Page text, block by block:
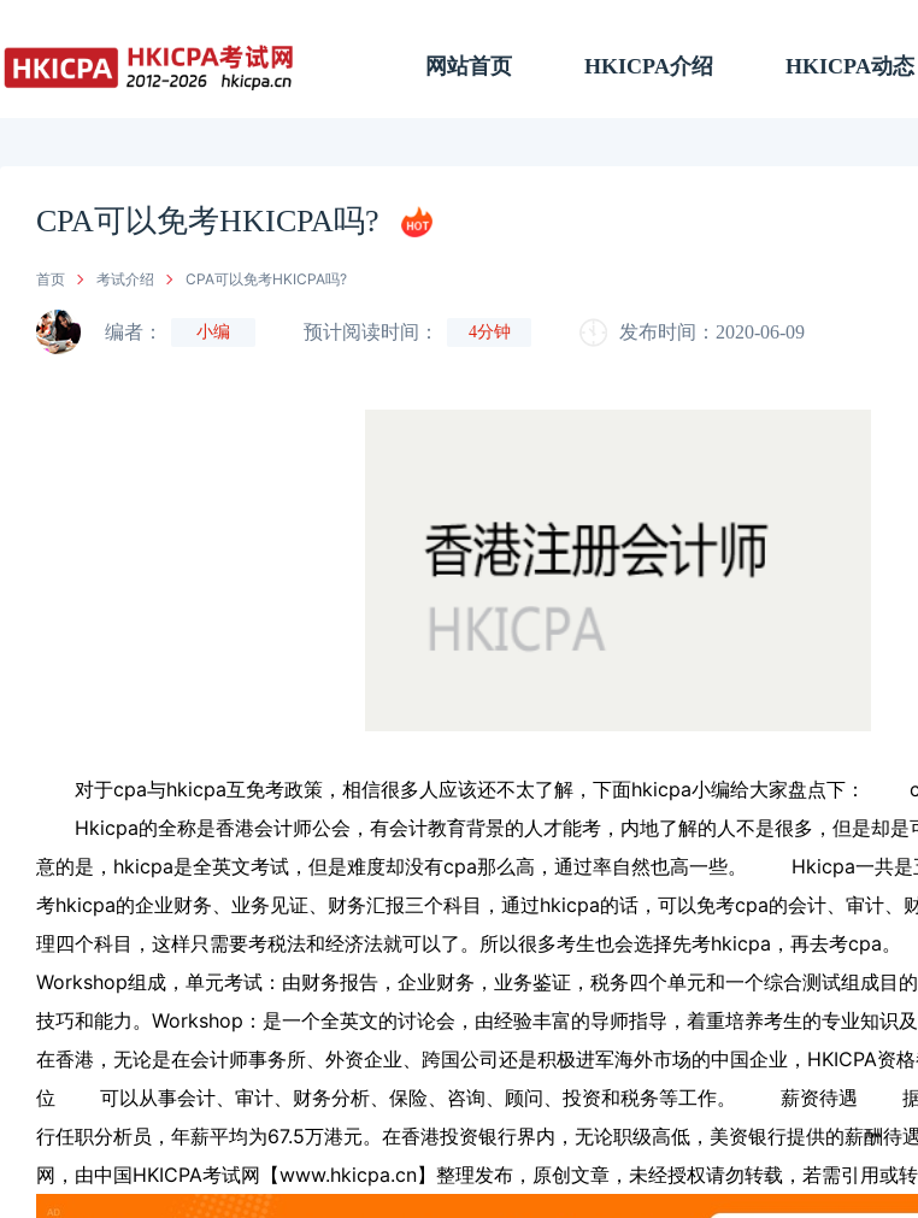
网站首页 HKICPA介绍 HKICPA动态
CPA可以免考HKICPA吗?
首页 考试介绍 CPA可以免考HKICPA吗?
编者： 小编 预计阅读时间： 4分钟 发布时间：2020-06-09
对于cpa与hkicpa互免考政策，相信很多人应该还不太了解，下面hkicpa小编给大家盘点下：
Hkicpa的全称是香港会计师公会，有会计教育背景的人才能考，内地了解的人不是很多，但是却是
意的是，hkicpa是全英文考试，但是难度却没有cpa那么高，通过率自然也高一些。
Hkicpa一共是
考hkicpa的企业财务、业务见证、财务汇报三个科目，通过hkicpa的话，可以免考cpa的会计、审计、
理四个科目，这样只需要考税法和经济法就可以了。所以很多考生也会选择先考hkicpa，再去考cpa。
Workshop组成，单元考试：由财务报告，企业财务，业务鉴证，税务四个单元和一个综合测试组成目
技巧和能力。Workshop：是一个全英文的讨论会，由经验丰富的导师指导，着重培养考生的专业知识及
在香港，无论是在会计师事务所、外资企业、跨国公司还是积极进军海外市场的中国企业，HKICPA资格
位
可以从事会计、审计、财务分析、保险、咨询、顾问、投资和税务等工作。 薪资待遇
据
行任职分析员，年薪平均为67.5万港元。在香港投资银行界内，无论职级高低，美资银行提供的薪酬待遇
网，由中国HKICPA考试网【www.hkicpa.cn】整理发布，原创文章，未经授权请勿转载，若需引用或转